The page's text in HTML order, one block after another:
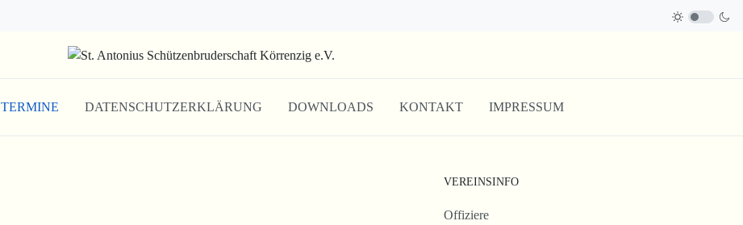
TERMINE DATENSCHUTZERKLÄRUNG DOWNLOADS KONTAKT IMPRESSUM
VEREINSINFO
Offiziere